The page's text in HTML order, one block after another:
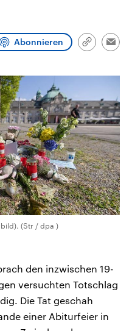
aktuelle Weltgeschehen.
Abonnieren
Link
(Str / dpa )
den inzwischen 19-
versuchten Totschlag
Die Tat geschah
einer Abiturfeier in